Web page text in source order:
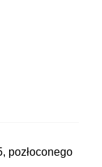
pozłoconego